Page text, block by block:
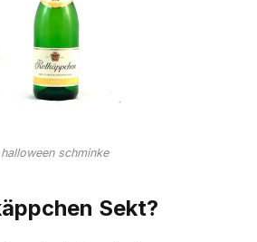
halloween schminke
Sekt?